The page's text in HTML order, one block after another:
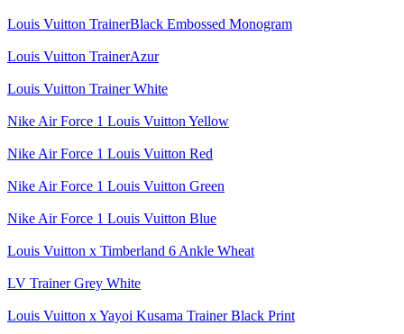
Louis Vuitton TrainerBlack Embossed Monogram
Louis Vuitton TrainerAzur
Louis Vuitton Trainer White
Nike Air Force 1 Louis Vuitton Yellow
Nike Air Force 1 Louis Vuitton Red
Nike Air Force 1 Louis Vuitton Green
Nike Air Force 1 Louis Vuitton Blue
Louis Vuitton x Timberland 6 Ankle Wheat
LV Trainer Grey White
Louis Vuitton x Yayoi Kusama Trainer Black Print